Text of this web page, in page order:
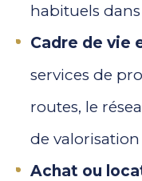
habituels
Cadre de vie
services de
routes, le
de
Achat ou